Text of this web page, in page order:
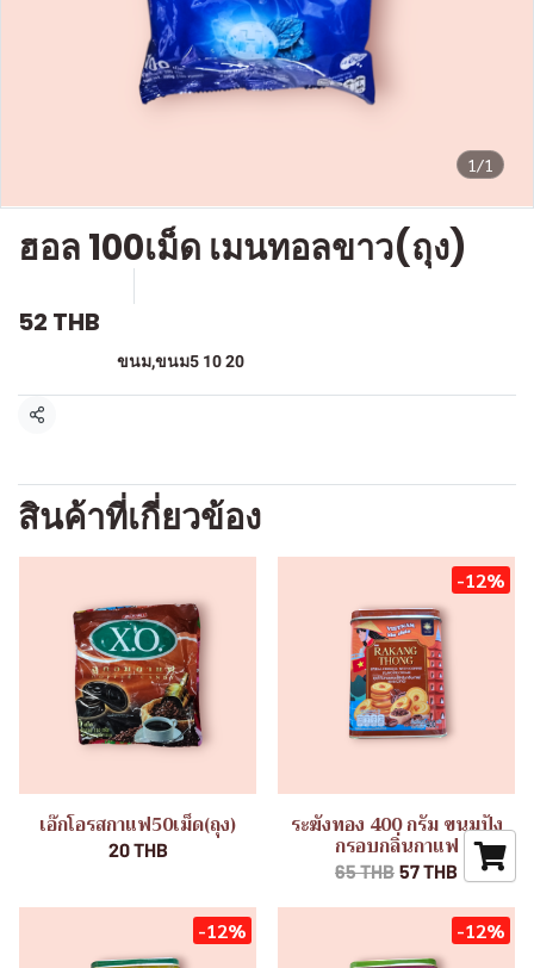
1/1
ฮอล 100เม็ด เมนทอลขาว(ถุง)
52 THB
ขนม,ขนม5 10 20
แชร์
สินค้าที่เกี่ยวข้อง
เอ๊กโอรสกาแฟ50เม็ด(ถุง)
20 THB
-12%
ระฆังทอง 400 กรัม ขนมปัง
กรอบกลิ่นกาแฟ
65 THB 57 THB
-12% -12%